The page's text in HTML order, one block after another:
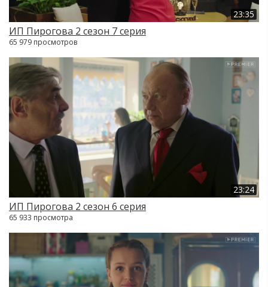
23:35
ИП Пирогова 2 сезон 7 серия
65 979 просмотров
23:24
ИП Пирогова 2 сезон 6 серия
65 933 просмотра